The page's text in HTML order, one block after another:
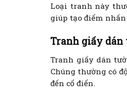
Loại tranh này
giúp tạo điểm
Tranh giấy dán
Tranh giấy dán
Chúng thường có
đến cổ điển.